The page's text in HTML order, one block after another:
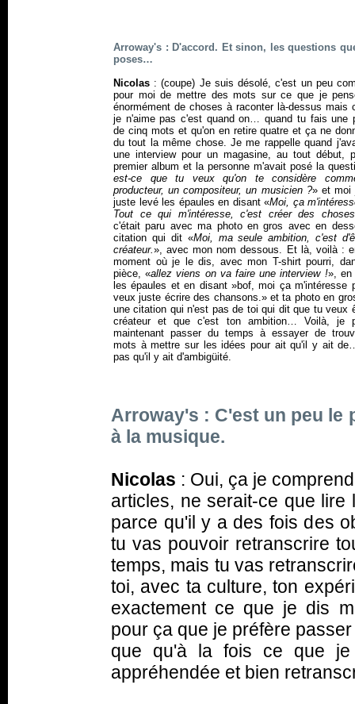
Arroway's : D'accord. Et sinon, les questions
poses…
Nicolas : (coupe) Je suis désolé, c'est un peu
pour moi de mettre des mots sur ce que je
énormément de choses à raconter là-dessus mais
je n'aime pas c'est quand on… quand tu fais une
de cinq mots et qu'on en retire quatre et ça ne
du tout la même chose. Je me rappelle quand
une interview pour un magasine, au tout début,
premier album et la personne m'avait posé la
est-ce que tu veux qu'on te considère
producteur, un compositeur, un musicien ?» et moi
juste levé les épaules en disant «Moi, ça
Tout ce qui m'intéresse, c'est créer des
c'était paru avec ma photo en gros avec en
citation qui dit «Moi, ma seule ambition, c'est
créateur.», avec mon nom dessous. Et là, voilà :
moment où je le dis, avec mon T-shirt pourri,
pièce, «allez viens on va faire une interview !», en
les épaules et en disant »bof, moi ça m'intéresse
veux juste écrire des chansons.» et ta photo en
une citation qui n'est pas de toi qui dit que tu veux
créateur et que c'est ton ambition… Voilà, je
maintenant passer du temps à essayer de
mots à mettre sur les idées pour ait qu'il y ait
pas qu'il y ait d'ambigüité.
Arroway's : C'est un peu le
à la musique.
Nicolas : Oui, ça je
articles, ne serait-ce que
parce qu'il y a des fois des
tu vas pouvoir retranscrire
temps, mais tu vas
toi, avec ta culture, ton
exactement ce que je dis
pour ça que je préfère
que qu'à la fois ce que
appréhendée et bien